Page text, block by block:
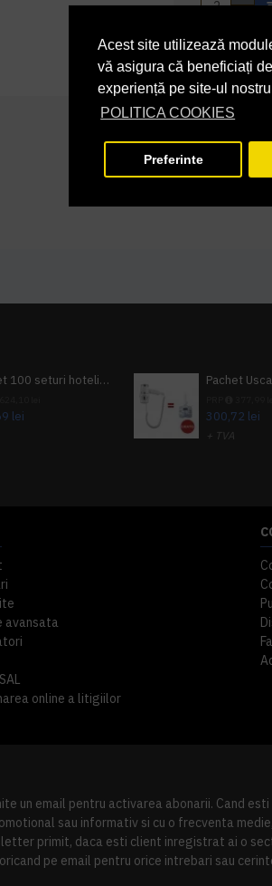
Acest site utilizează
vă asigura că beneficiați
experiență pe site-ul nostru
POLITICA COOKIES
Preferinte
INTREABA
Pachet 100 seturi hoteliere, set dentar, set barbierit, casca de dus, pila unghii, set cusut
lei 300,72 lei
+ TVA
avansata
online a litigiilor
un email pentru activarea abonarii. Cand
sau informativ si cu o frecventa
primit, daca esti client inregistrat ai o
pe email pentru orice intrebari sau